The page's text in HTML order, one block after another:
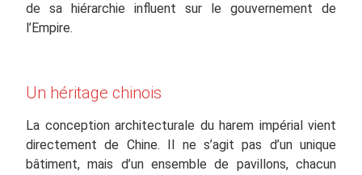
de sa hiérarchie influent sur le gouvernement de
l’Empire.
Un héritage chinois
La conception architecturale du harem impérial vient
directement de Chine. Il ne s’agit pas d’un unique
bâtiment, mais d’un ensemble de pavillons, chacun